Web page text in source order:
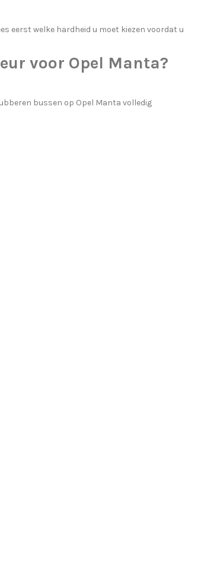
eerst welke hardheid u moet kiezen voordat u
voor Opel Manta?
bussen op Opel Manta volledig